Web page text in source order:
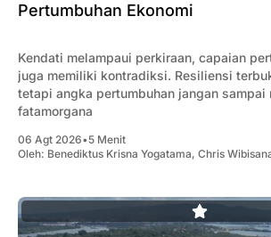
Pertumbuhan Ekonomi
Kendati melampaui perkiraan, capaian
juga memiliki kontradiksi. Resiliensi
tetapi angka pertumbuhan jangan sampai
fatamorgana
06 Agt 2026•5 Menit
Oleh: Benediktus Krisna Yogatama, Chris